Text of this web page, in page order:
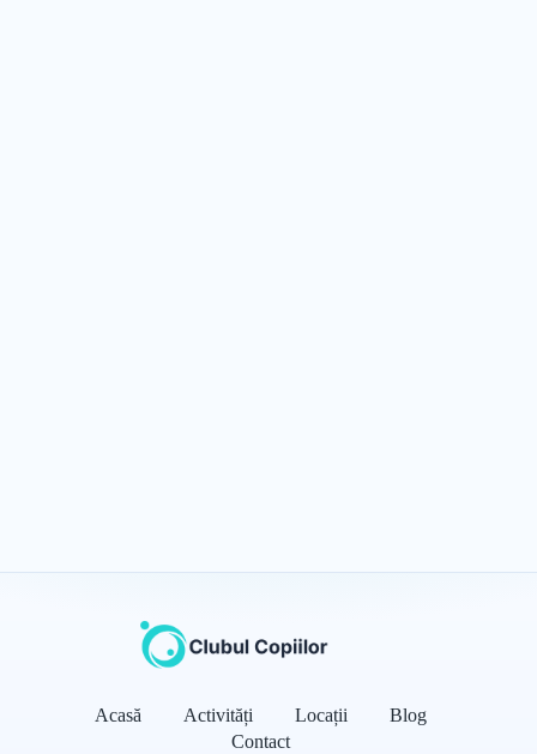
Acasă Activități Locații
Blog
Contact